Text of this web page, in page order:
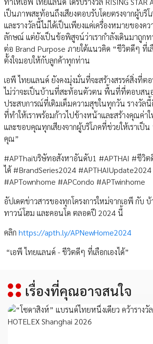
เป็นภาพสะท้อนถึงเสียงตอบรับโดยตรงจากผู้บริ
และรางวัลนี้ไม่ได้เป็นเพียงแค่เครื่องหมายของคว
ลักษณ์ แต่ยังเป็นข้อพิสูจน์ว่าเรากำลังเดินมาถูกท
ต่อ Brand Purpose ภายใต้แนวคิด “ชีวิตดีๆ ที่เ
ตั้งใจมอบให้กับลูกค้าทุกท่าน
เอพี ไทยแลนด์ ยังคงมุ่งมั่นที่จะสร้างสรรค์สิ่งที่ต
ไม่ว่าจะเป็นบ้านที่สะท้อนตัวตน พื้นที่ที่ตอบสนอ
ประสบการณ์ที่เติมเต็มความสุขในทุกวัน รางวัล
ที่ทำให้เราพร้อมก้าวไปข้างหน้าและสร้างคุณค่า
และขอบคุณทุกเสียงจากผู้บริโภคที่ช่วยให้เราเป็น
คุณ”
#APThaiบริษัทอสังหาอันดับ1 #APTHAI #ชีวิต
ได้ #BrandSeries2024
#APTownhome #APCondo #APTwinhome
อัปเดตข่าวสารของทุกโครงการใหม่จากเอพี กับ
ทาวน์โฮม และคอนโด ตลอดปี 2024 นี้
คลิก https://apth.ly/APNewHome2024
“เอพี ไทยแลนด์ - ชีวิตดีๆ ที่เลือกเองได้”
เรื่องที่คุณอาจสนใจ